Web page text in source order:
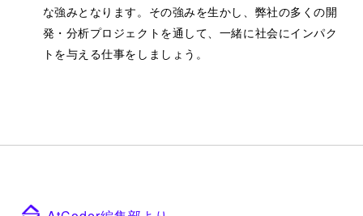
な強みとなります。その強みを生かし、弊社の多くの開
発・分析プロジェクトを通して、一緒に社会にインパク
トを与える仕事をしましょう。